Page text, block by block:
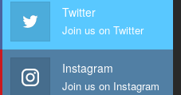
Twitter
Join us on Twitter
Instagram
Join us on Instagram